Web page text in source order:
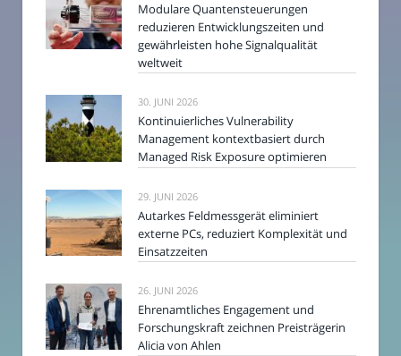
Modulare Quantensteuerungen
reduzieren Entwicklungszeiten und
gewährleisten hohe Signalqualität
weltweit
30. JUNI 2026
Kontinuierliches Vulnerability
Management kontextbasiert durch
Managed Risk Exposure optimieren
29. JUNI 2026
Autarkes Feldmessgerät eliminiert
externe PCs, reduziert Komplexität und
Einsatzzeiten
26. JUNI 2026
Ehrenamtliches Engagement und
Forschungskraft zeichnen Preisträgerin
Alicia von Ahlen